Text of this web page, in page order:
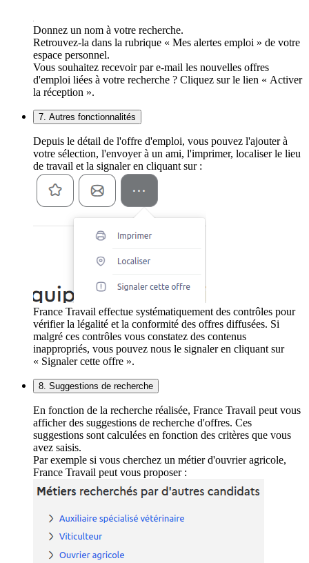
Donnez un nom à votre recherche.
Retrouvez-la dans la rubrique « Mes alertes emploi » de votre
espace personnel.
Vous souhaitez recevoir par e-mail les nouvelles offres
d'emploi liées à votre recherche ? Cliquez sur le lien « Activer
la réception ».
7. Autres fonctionnalités
Depuis le détail de l'offre d'emploi, vous pouvez l'ajouter à
votre sélection, l'envoyer à un ami, l'imprimer, localiser le lieu
de travail et la signaler en cliquant sur :
France Travail effectue systématiquement des contrôles pour
vérifier la légalité et la conformité des offres diffusées. Si
malgré ces contrôles vous constatez des contenus
inappropriés, vous pouvez nous le signaler en cliquant sur
« Signaler cette offre ».
8. Suggestions de recherche
En fonction de la recherche réalisée, France Travail peut vous
afficher des suggestions de recherche d'offres. Ces
suggestions sont calculées en fonction des critères que vous
avez saisis.
Par exemple si vous cherchez un métier d'ouvrier agricole,
France Travail peut vous proposer :